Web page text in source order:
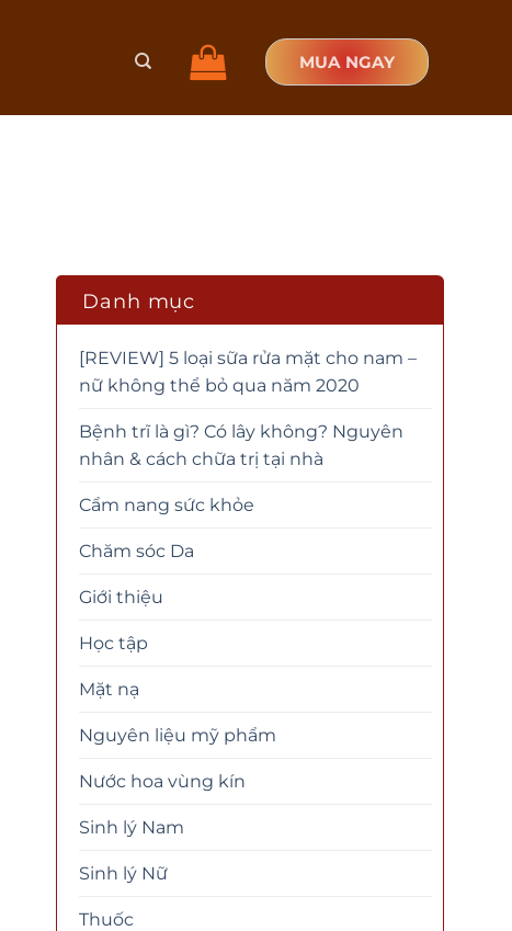
MUA NGAY
Danh mục
[REVIEW] 5 loại sữa rửa mặt cho nam –
nữ không thể bỏ qua năm 2020
Bệnh trĩ là gì? Có lây không? Nguyên
nhân & cách chữa trị tại nhà
Cẩm nang sức khỏe
Chăm sóc Da
Giới thiệu
Học tập
Mặt nạ
Nguyên liệu mỹ phẩm
Nước hoa vùng kín
Sinh lý Nam
Sinh lý Nữ
Thuốc